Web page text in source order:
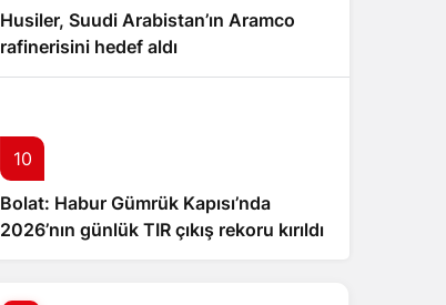
Husiler, Suudi Arabistan’ın Aramco
rafinerisini hedef aldı
10
Bolat: Habur Gümrük Kapısı’nda
2026’nın günlük TIR çıkış rekoru kırıldı